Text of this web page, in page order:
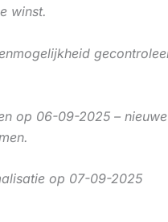
winst.
op 06-09-2025 –
op 07-09-2025